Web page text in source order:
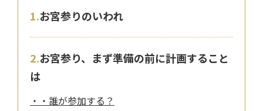
お宮参りのいわれ
お宮参り、まず準備の前に計画すること
は
・誰が参加する？